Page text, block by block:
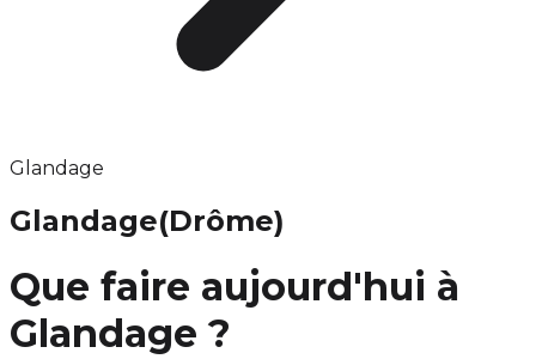
Glandage
Glandage(Drôme)
Que faire aujourd'hui à
Glandage ?